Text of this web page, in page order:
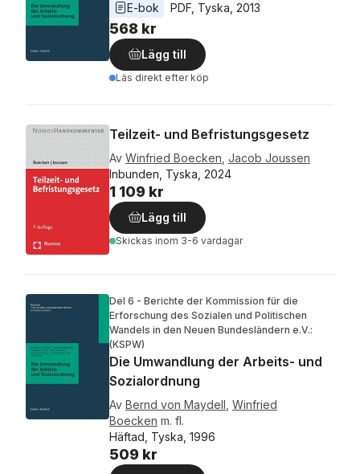
E-bok
PDF Tyska 2013
568 kr
Lägg till
Läs direkt efter köp
Teilzeit- und Befristungsgesetz
Av Winfried Boecken Jacob Joussen
Inbunden, Tyska, 2024
1 109 kr
Lägg till
Skickas inom 3-6 vardagar
Del 6 - Berichte der Kommission für die
Erforschung des Sozialen und Politischen
Wandels in den Neuen Bundesländern e.V.:
(KSPW)
Die Umwandlung der Arbeits- und
Sozialordnung
Av Bernd von Maydell Winfried
Boecken m. fl.
Häftad, Tyska, 1996
509 kr